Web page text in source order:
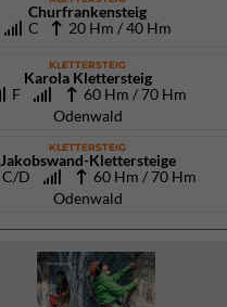
Churfrankensteig
C 20 Hm / 40 Hm
KLETTERSTEIG
Karola Klettersteig
F
60 Hm / 70 Hm
Odenwald
KLETTERSTEIG
Jakobswand-Klettersteige
C/D
60 Hm / 70 Hm
Odenwald